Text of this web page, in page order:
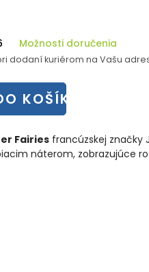
Možnosti doručenia
dodaní kuriérom na Vašu
KOŠÍKA
Fairies francúzskej značky
náterom, zobrazujúce